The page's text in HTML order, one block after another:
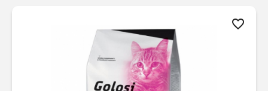
favorite_border